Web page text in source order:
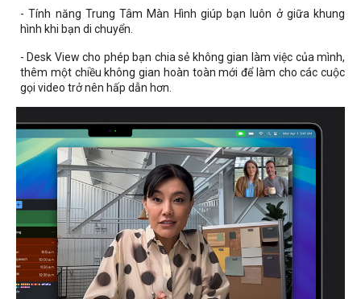
- Tính năng Trung Tâm Màn Hình giúp bạn luôn ở giữa khung
hình khi bạn di chuyển.
- Desk View cho phép bạn chia sẻ không gian làm việc của mình,
thêm một chiều không gian hoàn toàn mới để làm cho các cuộc
gọi video trở nên hấp dẫn hơn.